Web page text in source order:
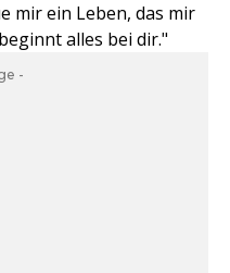
mir ein Leben, das mir
alles bei dir."
-